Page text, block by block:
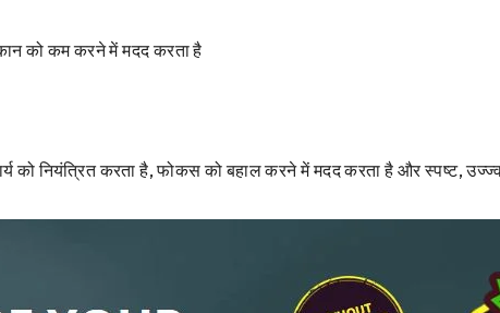
को कम करने में मदद करता है
को नियंत्रित करता है, फोकस को बहाल करने में मदद करता है और स्पष्ट,